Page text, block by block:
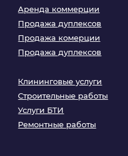
Аренда коммерции
Продажа дуплексов
Продажа комерции
Продажа дуплексов
Клининговые услуги
Строительные работы
Услуги БТИ
Ремонтные работы